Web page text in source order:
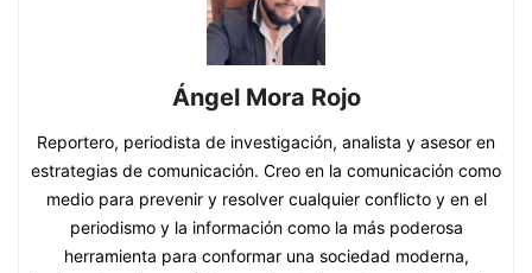
Ángel Mora Rojo
Reportero, periodista de investigación, analista y asesor en
estrategias de comunicación. Creo en la comunicación como
medio para prevenir y resolver cualquier conflicto y en el
periodismo y la información como la más poderosa
herramienta para conformar una sociedad moderna,